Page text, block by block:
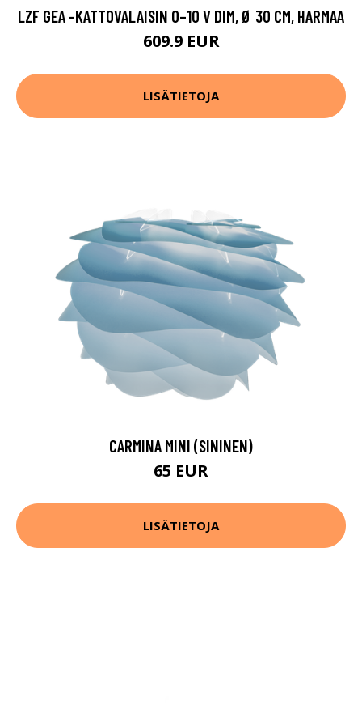
LZF GEA -KATTOVALAISIN 0–10 V DIM, Ø 30 CM, HARMAA
609.9 EUR
LISÄTIETOJA
CARMINA MINI (SININEN)
65 EUR
LISÄTIETOJA